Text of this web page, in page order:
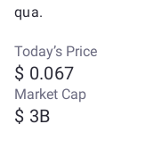
qua.
Today’s Price
$ 0.067
Market Cap
$ 3B